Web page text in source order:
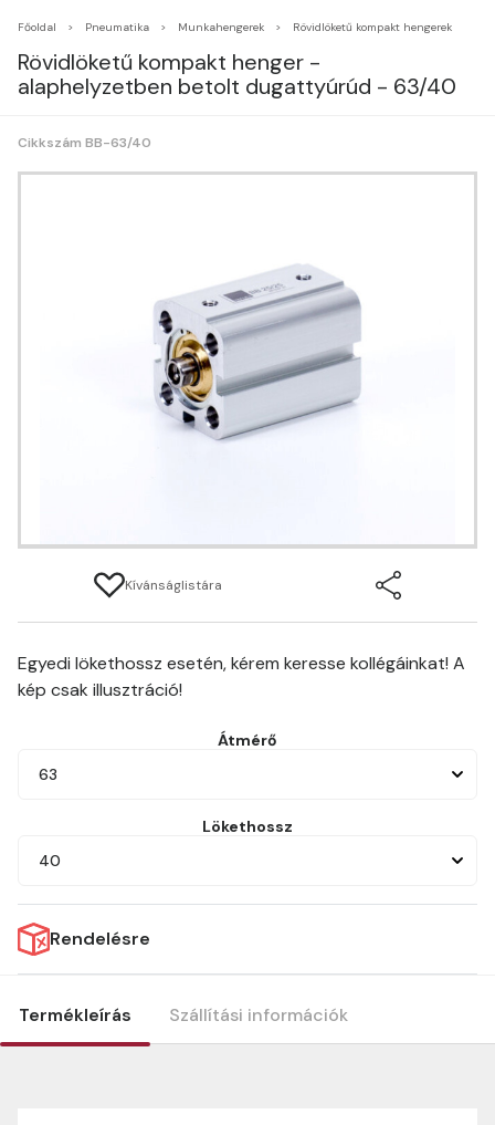
Főoldal Pneumatika Munkahengerek Rövidlöketű kompakt hengerek
Rövidlöketű kompakt henger -
alaphelyzetben betolt dugattyúrúd - 63/40
Cikkszám BB-63/40
Kívánságlistára
Egyedi lökethossz esetén, kérem keresse kollégáinkat! A
kép csak illusztráció!
Átmérő
63
Lökethossz
40
Rendelésre
Termékleírás Szállítási információk